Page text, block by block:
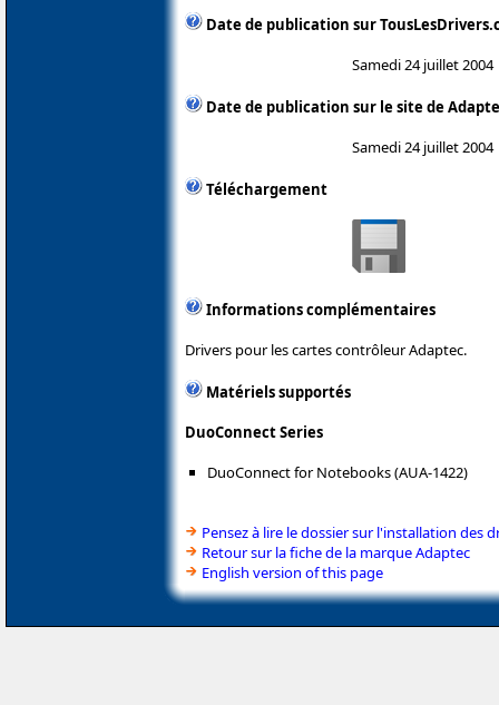
Date de publication sur
Samedi 24 juillet 2004
Date de publication sur le site de
Samedi 24 juillet 2004
Téléchargement
Informations complémentaires
Drivers pour les cartes contrôleur Adaptec.
Matériels supportés
DuoConnect Series
DuoConnect for Notebooks (AUA-1422)
Pensez à lire le dossier sur l'installation des
Retour sur la fiche de la marque Adaptec
English version of this page